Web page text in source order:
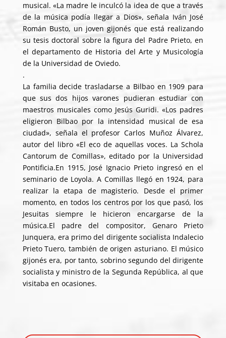
musical. «La madre le inculcó la idea de que a través
de la música podía llegar a Dios», señala Iván José
Román Busto, un joven gijonés que está realizando
su tesis doctoral sobre la figura del Padre Prieto, en
el departamento de Historia del Arte y Musicología
de la Universidad de Oviedo.
.
La familia decide trasladarse a Bilbao en 1909 para
que sus dos hijos varones pudieran estudiar con
maestros musicales como Jesús Guridi. «Los padres
eligieron Bilbao por la intensidad musical de esa
ciudad», señala el profesor Carlos Muñoz Álvarez,
autor del libro «El eco de aquellas voces. La Schola
Cantorum de Comillas», editado por la Universidad
Pontificia.En 1915, José Ignacio Prieto ingresó en el
seminario de Loyola. A Comillas llegó en 1924, para
realizar la etapa de magisterio. Desde el primer
momento, en todos los centros por los que pasó, los
Jesuitas siempre le hicieron encargarse de la
música.El padre del compositor, Genaro Prieto
Junquera, era primo del dirigente socialista Indalecio
Prieto Tuero, también de origen asturiano. El músico
gijonés era, por tanto, sobrino segundo del dirigente
socialista y ministro de la Segunda República, al que
visitaba en ocasiones.